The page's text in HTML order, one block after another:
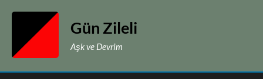
Gün Zileli
Aşk ve Devrim